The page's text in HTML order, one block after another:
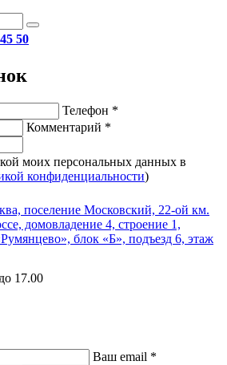
50
Телефон *
Комментарий *
моих персональных данных в
конфиденциальности)
поселение Московский, 22-ой км.
домовладение 4, строение 1,
блок «Б», подъезд 6, этаж
17.00
Ваш email *